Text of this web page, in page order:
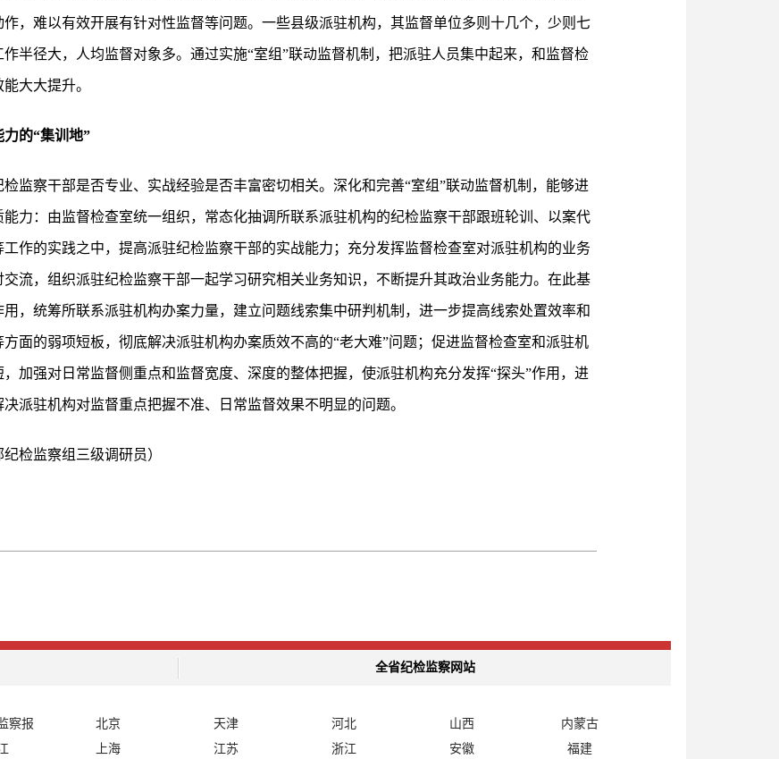
，难以有效开展有针对性监督等问题。一些县级派驻机构，其监督单位多则十几个，少则七
半径大，人均监督对象多。通过实施“室组”联动监督机制，把派驻人员集中起来，和监督检
大大提升。
的“集训地”
监察干部是否专业、实战经验是否丰富密切相关。深化和完善“室组”联动监督机制，能够进
力：由监督检查室统一组织，常态化抽调所联系派驻机构的纪检监察干部跟班轮训、以案代
作的实践之中，提高派驻纪检监察干部的实战能力；充分发挥监督检查室对派驻机构的业务
流，组织派驻纪检监察干部一起学习研究相关业务知识，不断提升其政治业务能力。在此基
，统筹所联系派驻机构办案力量，建立问题线索集中研判机制，进一步提高线索处置效率和
面的弱项短板，彻底解决派驻机构办案质效不高的“老大难”问题；促进监督检查室和派驻机
加强对日常监督侧重点和监督宽度、深度的整体把握，使派驻机构充分发挥“探头”作用，进
派驻机构对监督重点把握不准、日常监督效果不明显的问题。
检监察组三级调研员）
全省纪检监察网站
察报 北京 天津 河北 山西
内蒙古
上海 江苏 浙江 安徽 福建